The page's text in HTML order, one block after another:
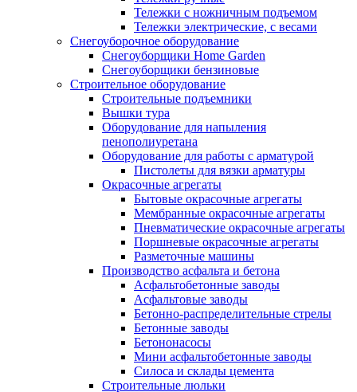
Тележки с ножничным подъемом
Тележки электрические, с весами
Снегоуборочное оборудование
Снегоуборщики Home Garden
Снегоуборщики бензиновые
Строительное оборудование
Cтроительные подъемники
Вышки тура
Оборудование для напыления
пенополиуретана
Оборудование для работы с арматурой
Пистолеты для вязки арматуры
Окрасочные агрегаты
Бытовые окрасочные агрегаты
Мембранные окрасочные агрегаты
Пневматические окрасочные агрегаты
Поршневые окрасочные агрегаты
Разметочные машины
Производство асфальта и бетона
Асфальтобетонные заводы
Асфальтовые заводы
Бетонно-распределительные стрелы
Бетонные заводы
Бетононасосы
Мини асфальтобетонные заводы
Силоса и склады цемента
Строительные люльки